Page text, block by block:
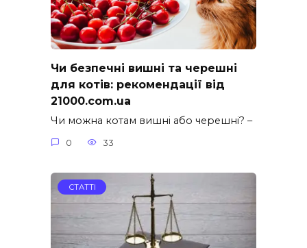
Чи безпечні вишні та черешні
для котів: рекомендації від
21000.com.ua
Чи можна котам вишні або черешні? –
0 33
СТАТТІ